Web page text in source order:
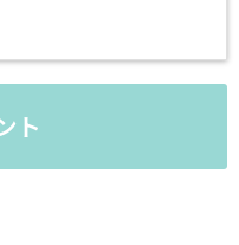
ト